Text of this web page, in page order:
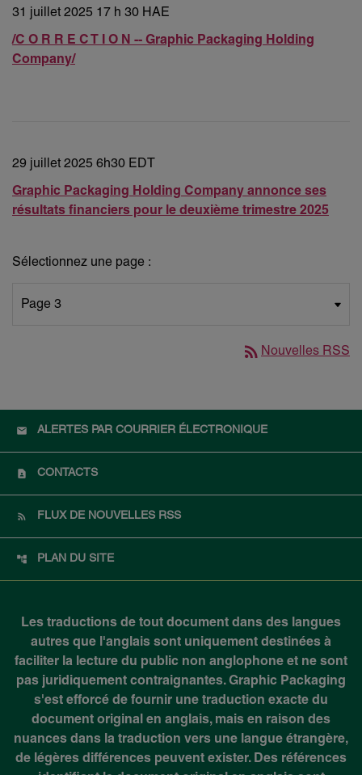
31 juillet 2025 17 h 30 HAE
/C O R R E C T I O N -- Graphic Packaging Holding
Company/
29 juillet 2025 6h30 EDT
Graphic Packaging Holding Company annonce ses
résultats financiers pour le deuxième trimestre 2025
Sélectionnez une page :
rss_feed Nouvelles RSS
ALERTES PAR COURRIER ÉLECTRONIQUE
CONTACTS
FLUX DE NOUVELLES RSS
PLAN DU SITE
Les traductions de tout document dans des langues
autres que l'anglais sont uniquement destinées à
faciliter la lecture du public non anglophone et ne sont
pas juridiquement contraignantes. Graphic Packaging
s'est efforcé de fournir une traduction exacte du
document original en anglais, mais en raison des
nuances dans la traduction vers une langue étrangère,
de légères différences peuvent exister. Des références